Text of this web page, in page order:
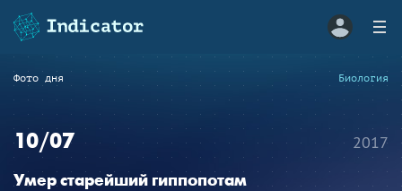
Фото дня Биология
10/07
Умер старейший гиппопотам
2017